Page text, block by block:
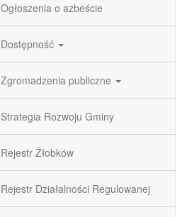
Ogłoszenia o azbeście
Dostępność
Zgromadzenia publiczne
Strategia Rozwoju Gminy
Rejestr Żłobków
Rejestr Działalności Regulowanej